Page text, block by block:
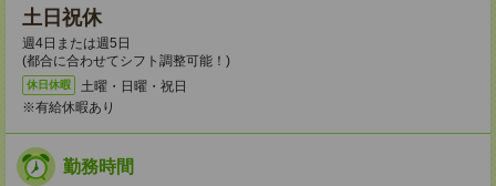
土日祝休
週4日または週5日
(都合に合わせてシフト調整可能！)
休日休暇
土曜・日曜・祝日
※有給休暇あり
勤務時間